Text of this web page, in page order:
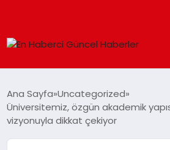
Ana Sayfa Uncategorized
Üniversitemiz, özgün akademik
vizyonuyla dikkat çekiyor